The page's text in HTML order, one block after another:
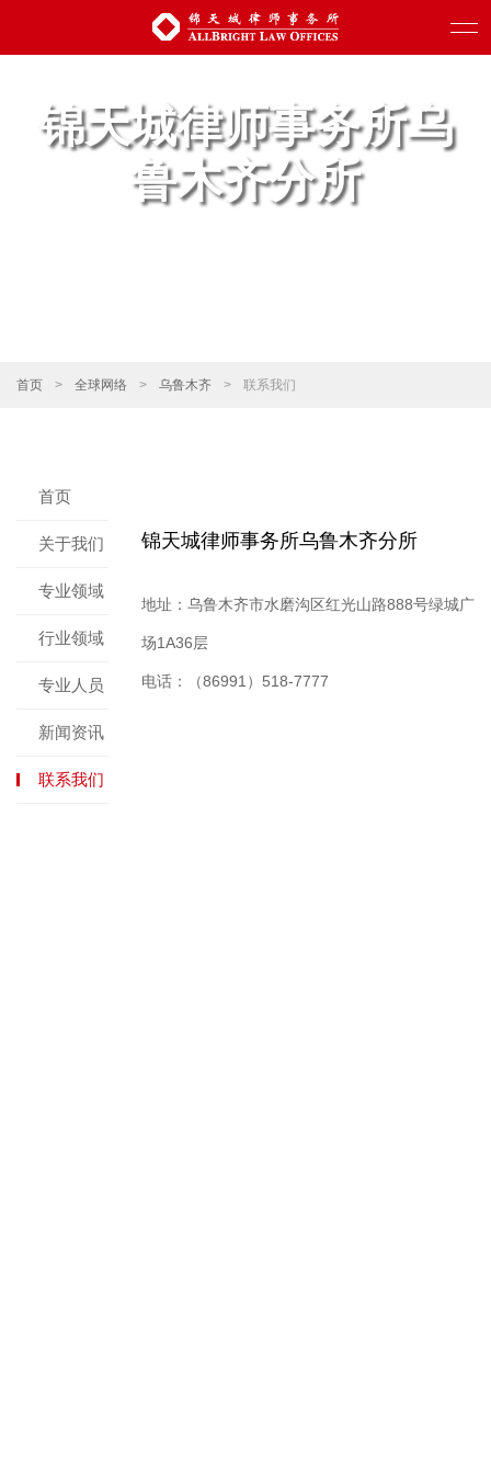
锦天城律师事务所乌
鲁木齐分所
首页 > 全球网络 > 乌鲁木齐 > 联系我们
首页
关于我们
专业领域
行业领域
专业人员
新闻资讯
联系我们
锦天城律师事务所乌鲁木齐分所
地址：乌鲁木齐市水磨沟区红光山路888号绿城广
场1A36层
电话：（86991）518-7777